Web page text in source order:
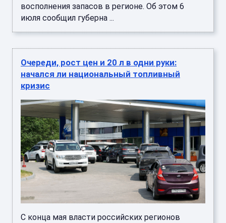
восполнения запасов в регионе. Об этом 6
июля сообщил губерна ...
Очереди, рост цен и 20 л в одни руки:
начался ли национальный топливный
кризис
С конца мая власти российских регионов